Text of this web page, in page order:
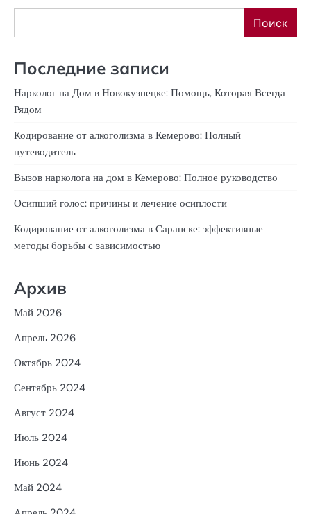
Поиск
Последние записи
Нарколог на Дом в Новокузнецке: Помощь, Которая Всегда
Рядом
Кодирование от алкоголизма в Кемерово: Полный
путеводитель
Вызов нарколога на дом в Кемерово: Полное руководство
Осипший голос: причины и лечение осиплости
Кодирование от алкоголизма в Саранске: эффективные
методы борьбы с зависимостью
Архив
Май 2026
Апрель 2026
Октябрь 2024
Сентябрь 2024
Август 2024
Июль 2024
Июнь 2024
Май 2024